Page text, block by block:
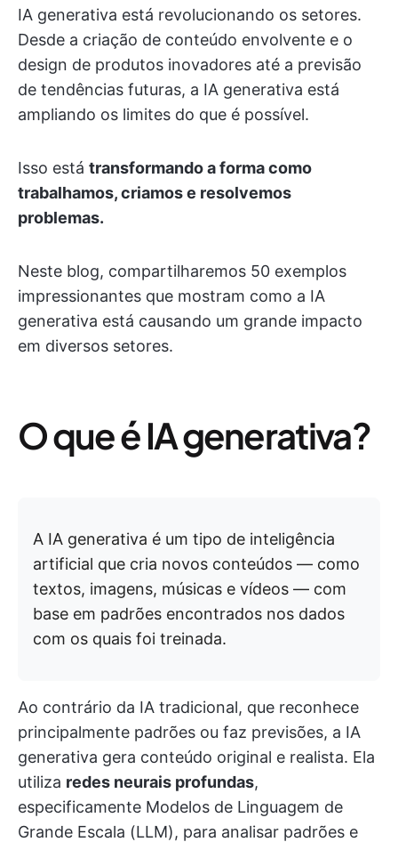
IA generativa está revolucionando os setores.
Desde a criação de conteúdo envolvente e o
design de produtos inovadores até a previsão
de tendências futuras, a IA generativa está
ampliando os limites do que é possível.
Isso está transformando a forma como
trabalhamos, criamos e resolvemos
problemas.
Neste blog, compartilharemos 50 exemplos
impressionantes que mostram como a IA
generativa está causando um grande impacto
em diversos setores.
O que é IA generativa?
A IA generativa é um tipo de inteligência
artificial que cria novos conteúdos — como
textos, imagens, músicas e vídeos — com
base em padrões encontrados nos dados
com os quais foi treinada.
Ao contrário da IA tradicional, que reconhece
principalmente padrões ou faz previsões, a IA
generativa gera conteúdo original e realista. Ela
utiliza redes neurais profundas,
especificamente Modelos de Linguagem de
Grande Escala (LLM), para analisar padrões e